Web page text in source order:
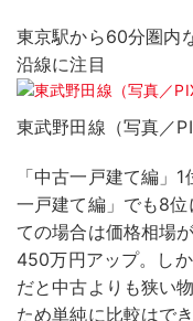
東京駅から60分圏内
沿線に注目
東武野田線（写真／
「中古一戸建て編」
一戸建て編」でも8
ての場合は価格相場
450万円アップ。し
だと中古よりも狭い
ため単純に比較はで